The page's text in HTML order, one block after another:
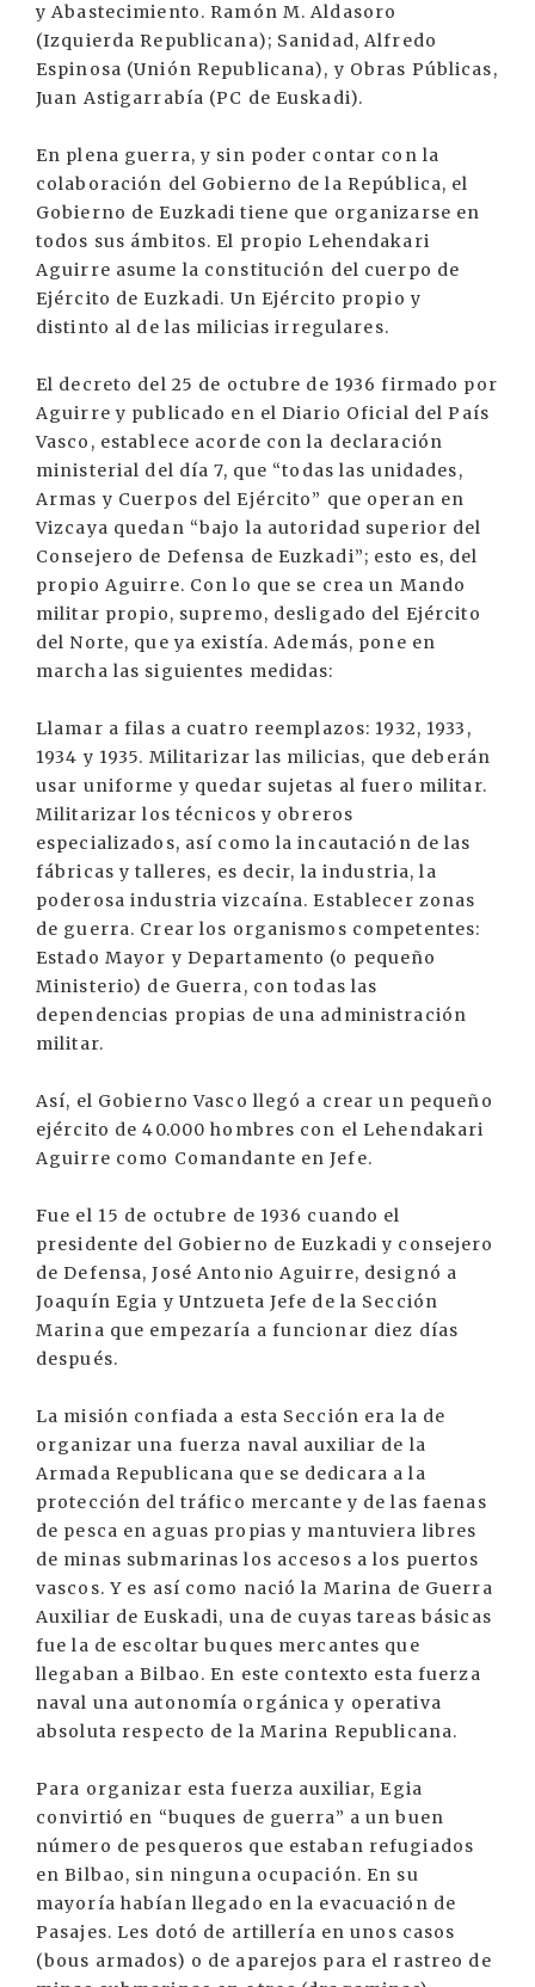
y Abastecimiento. Ramón M. Aldasoro
(Izquierda Republicana); Sanidad, Alfredo
Espinosa (Unión Republicana), y Obras Públicas,
Juan Astigarrabía (PC de Euskadi).
En plena guerra, y sin poder contar con la
colaboración del Gobierno de la República, el
Gobierno de Euzkadi tiene que organizarse en
todos sus ámbitos. El propio Lehendakari
Aguirre asume la constitución del cuerpo de
Ejército de Euzkadi. Un Ejército propio y
distinto al de las milicias irregulares.
El decreto del 25 de octubre de 1936 firmado por
Aguirre y publicado en el Diario Oficial del País
Vasco, establece acorde con la declaración
ministerial del día 7, que “todas las unidades,
Armas y Cuerpos del Ejército” que operan en
Vizcaya quedan “bajo la autoridad superior del
Consejero de Defensa de Euzkadi”; esto es, del
propio Aguirre. Con lo que se crea un Mando
militar propio, supremo, desligado del Ejército
del Norte, que ya existía. Además, pone en
marcha las siguientes medidas:
Llamar a filas a cuatro reemplazos: 1932, 1933,
1934 y 1935. Militarizar las milicias, que deberán
usar uniforme y quedar sujetas al fuero militar.
Militarizar los técnicos y obreros
especializados, así como la incautación de las
fábricas y talleres, es decir, la industria, la
poderosa industria vizcaína. Establecer zonas
de guerra. Crear los organismos competentes:
Estado Mayor y Departamento (o pequeño
Ministerio) de Guerra, con todas las
dependencias propias de una administración
militar.
Así, el Gobierno Vasco llegó a crear un pequeño
ejército de 40.000 hombres con el Lehendakari
Aguirre como Comandante en Jefe.
Fue el 15 de octubre de 1936 cuando el
presidente del Gobierno de Euzkadi y consejero
de Defensa, José Antonio Aguirre, designó a
Joaquín Egia y Untzueta Jefe de la Sección
Marina que empezaría a funcionar diez días
después.
La misión confiada a esta Sección era la de
organizar una fuerza naval auxiliar de la
Armada Republicana que se dedicara a la
protección del tráfico mercante y de las faenas
de pesca en aguas propias y mantuviera libres
de minas submarinas los accesos a los puertos
vascos. Y es así como nació la Marina de Guerra
Auxiliar de Euskadi, una de cuyas tareas básicas
fue la de escoltar buques mercantes que
llegaban a Bilbao. En este contexto esta fuerza
naval una autonomía orgánica y operativa
absoluta respecto de la Marina Republicana.
Para organizar esta fuerza auxiliar, Egia
convirtió en “buques de guerra” a un buen
número de pesqueros que estaban refugiados
en Bilbao, sin ninguna ocupación. En su
mayoría habían llegado en la evacuación de
Pasajes. Les dotó de artillería en unos casos
(bous armados) o de aparejos para el rastreo de